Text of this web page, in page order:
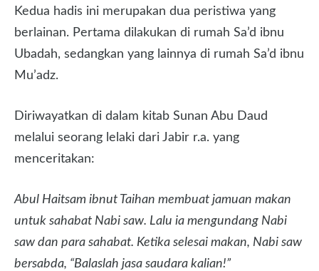
Kedua hadis ini merupakan dua peristiwa yang
berlainan. Pertama dilakukan di rumah Sa’d ibnu
Ubadah, sedangkan yang lainnya di rumah Sa’d ibnu
Mu’adz.
Diriwayatkan di dalam kitab Sunan Abu Daud
melalui seorang lelaki dari Jabir r.a. yang
menceritakan:
Abul Haitsam ibnut Taihan membuat jamuan makan
untuk sahabat Nabi saw. Lalu ia mengundang Nabi
saw dan para sahabat. Ketika selesai makan, Nabi saw
bersabda, “Balaslah jasa saudara kalian!”